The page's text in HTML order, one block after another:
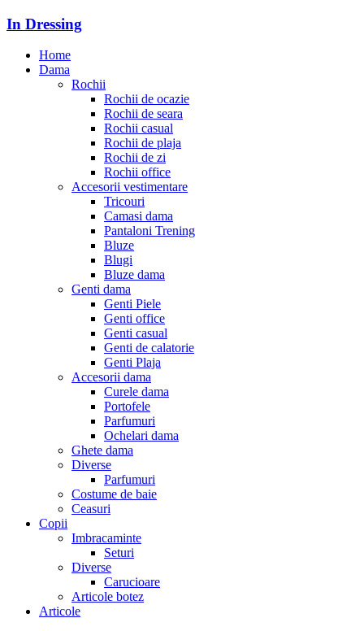
In Dressing
Home
Dama
Rochii
Rochii de ocazie
Rochii de seara
Rochii casual
Rochii de plaja
Rochii de zi
Rochii office
Accesorii vestimentare
Tricouri
Camasi dama
Pantaloni Trening
Bluze
Blugi
Bluze dama
Genti dama
Genti Piele
Genti office
Genti casual
Genti de calatorie
Genti Plaja
Accesorii dama
Curele dama
Portofele
Parfumuri
Ochelari dama
Ghete dama
Diverse
Parfumuri
Costume de baie
Ceasuri
Copii
Imbracaminte
Seturi
Diverse
Carucioare
Articole botez
Articole